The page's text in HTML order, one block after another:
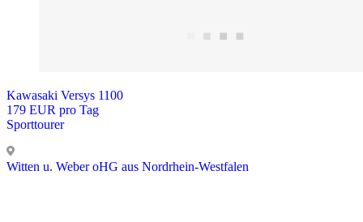
Kawasaki Versys 1100
179 EUR pro Tag
Sporttourer
Witten u. Weber oHG aus Nordrhein-Westfalen